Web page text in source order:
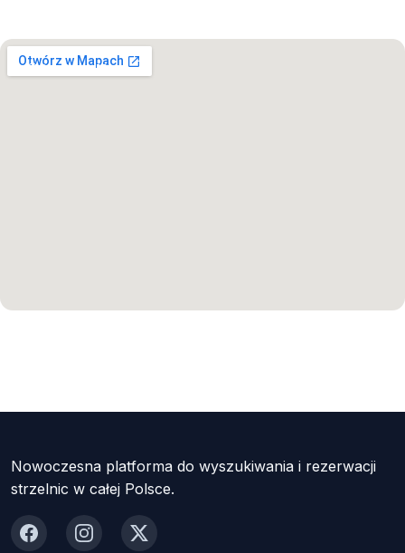
Otwórz w Mapach
Nowoczesna platforma do wyszukiwania i rezerwacji
strzelnic w całej Polsce.
FacebookInstagram
X